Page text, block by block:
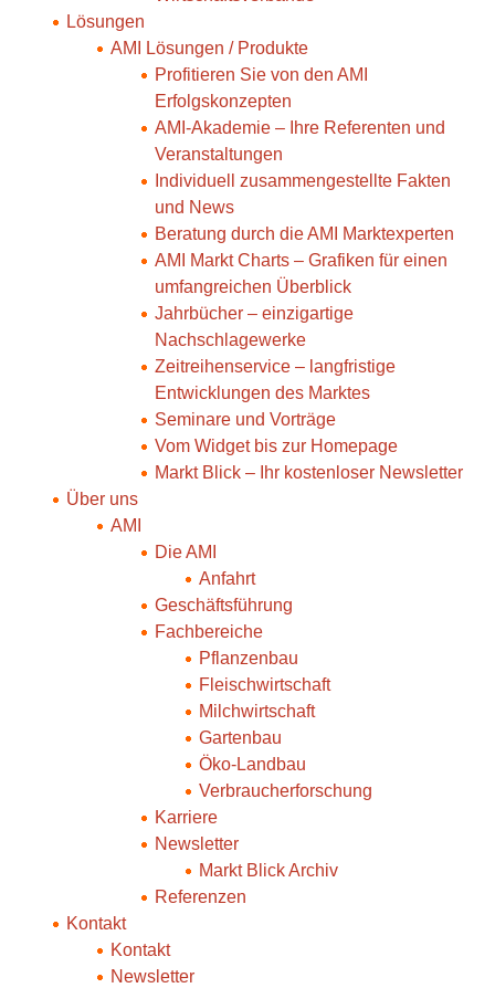
Lösungen
AMI Lösungen / Produkte
Profitieren Sie von den AMI
Erfolgskonzepten
AMI-Akademie – Ihre Referenten und
Veranstaltungen
Individuell zusammengestellte Fakten
und News
Beratung durch die AMI Marktexperten
AMI Markt Charts – Grafiken für einen
umfangreichen Überblick
Jahrbücher – einzigartige
Nachschlagewerke
Zeitreihenservice – langfristige
Entwicklungen des Marktes
Seminare und Vorträge
Vom Widget bis zur Homepage
Markt Blick – Ihr kostenloser Newsletter
Über uns
AMI
Die AMI
Anfahrt
Geschäftsführung
Fachbereiche
Pflanzenbau
Fleischwirtschaft
Milchwirtschaft
Gartenbau
Öko-Landbau
Verbraucherforschung
Karriere
Newsletter
Markt Blick Archiv
Referenzen
Kontakt
Kontakt
Newsletter